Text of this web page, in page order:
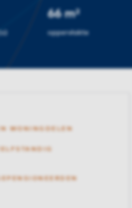
66 m²
oppervlakte
WONINGDELEN